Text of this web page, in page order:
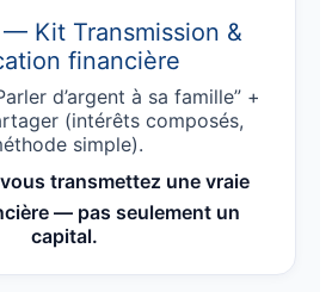
Kit Transmission &
financière
d’argent à sa famille” +
(intérêts composés,
simple).
transmettez une vraie
— pas seulement un
capital.